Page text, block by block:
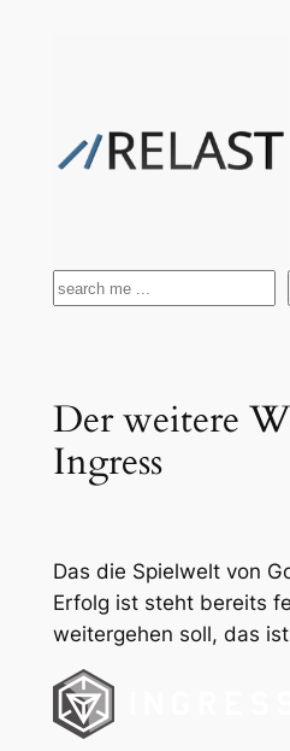
Suchen
Der weitere
Ingress
Das die Spielwelt von
Erfolg ist steht bereits
weitergehen soll, das